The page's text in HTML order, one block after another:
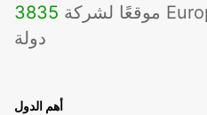
3835
دولة
أهم الدول